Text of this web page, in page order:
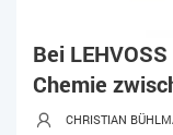
Bei
Chemie
CHRISTIAN